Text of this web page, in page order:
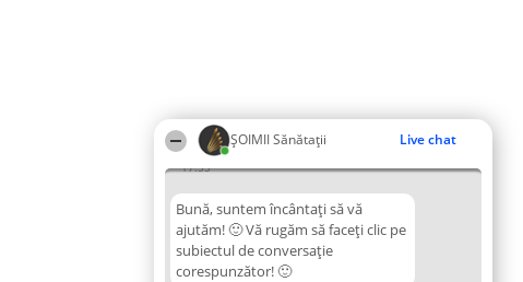
ŞOIMII Sănătații Live chat
17:55
Bună, suntem încântați să vă
ajutăm! 🙂 Vă rugăm să faceți clic pe
subiectul de conversație
corespunzător! 🙂